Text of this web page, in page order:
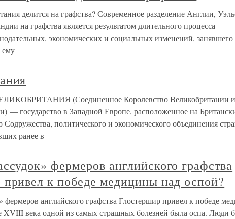
делится на графства? Современное разделение Англии,
на графства является результатом длительного процесса
экономических и социальных изменений, занявшего
ему
(Соединенное Королевство Великобритании и
— государство в Западной Европе, расположенное на
Содружества, политического и экономического объединения
ранее в
фермеров английского графства
к победе медицины над оспой?
фермеров английского графства Глостершир привел к победе
XVIII века одной из самых страшных болезней была оспа. Люди